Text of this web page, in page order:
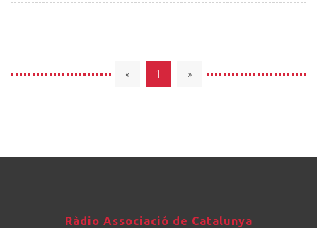
« 1 »
Ràdio Associació de Catalunya